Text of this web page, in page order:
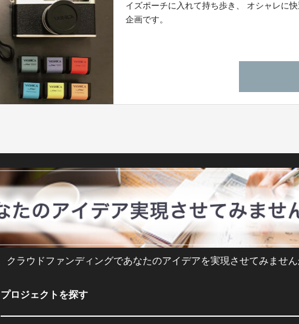
イズポーチに入れて持ち歩き、 オシャレに
企画です。
クラウドファンディングであなたのアイデアを実現させてみませ
プロジェクトを探す